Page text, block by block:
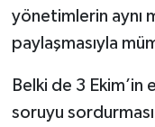
yönetimlerin aynı
paylaşmasıyla
Belki de 3 Ekim’in
soruyu